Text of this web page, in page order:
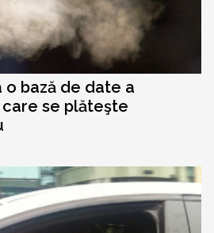
o bază de date a
se plăteşte